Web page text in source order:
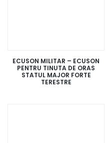
ECUSON MILITAR – ECUSON
PENTRU TINUTA DE ORAS
STATUL MAJOR FORTE
TERESTRE